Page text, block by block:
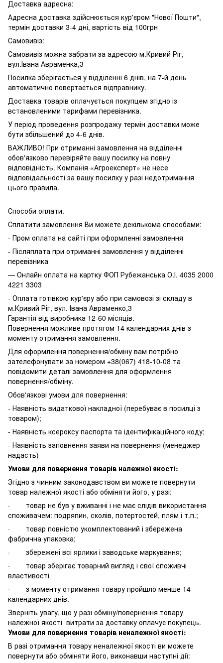
Доставка адресна:
Адресна доставка здійснюється кур'єром "Нової Пошти",
термін доставки 3-4 дні, вартість від 100грн
Самовивіз:
Самовивіз можна забрати за адресою м.Кривий Ріг,
вул.Івана Авраменка,3
Посилка зберігається у відділенні 6 днів, на 7-й день
автоматично повертається відправнику.
Доставка товарів оплачується покупцем згідно із
встановленими тарифами перевізника.
У період проведення розпродажу термін доставки може
бути збільшений до 4-6 днів.
ВАЖЛИВО! При отриманні замовлення на відділенні
обов'язково перевіряйте вашу посилку на повну
відповідність. Компанія «Агроексперт» не несе
відповідальності за вашу посилку у разі недотримання
цього правила.
Способи оплати.
Сплатити замовлення Ви можете декількома способами:
- Пром оплата на сайті при оформленні замовлення
- Післяплата при отриманні замовлення у відділенні
перевізника
— Онлайн оплата на картку ФОП Рубежанська О.І. 4035 2000
4221 3303
- Оплата готівкою кур'єру або при самовозі зі складу в
м.Кривий Ріг, вул. Івана Авраменко,3
Гарантія від виробника 12-60 місяців.
Повернення можливе протягом 14 календарних днів з
моменту отримання замовлення.
Для оформлення повернення/обміну вам потрібно
зателефонувати за номером +38(067) 418-10-08 та
повідомити деталі замовлення для оформлення
повернення/обміну.
Обов'язкові умови для повернення:
- Наявність видаткової накладної (перебуває в посилці з
товаром);
- Наявність ксероксу паспорта та ідентифікаційного коду;
- Наявність заповнення заяви на повернення (менеджер
надасть)
Умови для повернення товарів належної якості:
Згідно з чинним законодавством ви можете повернути
товар належної якості або обміняти його, у разі:
· товар не був у вживанні і не має слідів використання
споживачем: подряпин, сколів, потертостей, плям і т.п.;
· товар повністю укомплектований і збережена
фабрична упаковка;
· збережені всі ярлики і заводське маркування;
· товар зберігає товарний вигляд і свої споживчі
властивості
· з моменту отримання товару пройшло менше 14
календарних днів.
Зверніть увагу, що у разі обміну/повернення товару
належної якості витрати за доставку оплачує покупець.
Умови для повернення товарів неналежної якості:
В разі отримання товару неналежної якості ви можете
повернути або обміняти його, виконавши наступні дії: